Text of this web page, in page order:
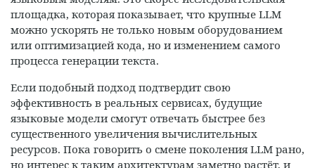
площадка, которая показывает, что крупные LLM
можно ускорять не только новым оборудованием
или оптимизацией кода, но и изменением самого
процесса генерации текста.
Если подобный подход подтвердит свою
эффективность в реальных сервисах, будущие
языковые модели смогут отвечать быстрее без
существенного увеличения вычислительных
ресурсов. Пока говорить о смене поколения LLM рано,
но интерес к таким архитектурам заметно растёт, и